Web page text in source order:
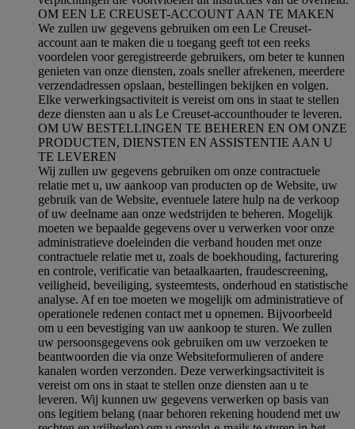
OM EEN LE CREUSET-ACCOUNT AAN TE MAKEN
We zullen uw gegevens gebruiken om een Le Creuset-
account aan te maken die u toegang geeft tot een reeks
voordelen voor geregistreerde gebruikers, om beter te kunnen
genieten van onze diensten, zoals sneller afrekenen, meerdere
verzendadressen opslaan, bestellingen bekijken en volgen.
Elke verwerkingsactiviteit is vereist om ons in staat te stellen
deze diensten aan u als Le Creuset-accounthouder te leveren.
OM UW BESTELLINGEN TE BEHEREN EN OM ONZE
PRODUCTEN, DIENSTEN EN ASSISTENTIE AAN U
TE LEVEREN
Wij zullen uw gegevens gebruiken om onze contractuele
relatie met u, uw aankoop van producten op de Website, uw
gebruik van de Website, eventuele latere hulp na de verkoop
of uw deelname aan onze wedstrijden te beheren. Mogelijk
moeten we bepaalde gegevens over u verwerken voor onze
administratieve doeleinden die verband houden met onze
contractuele relatie met u, zoals de boekhouding, facturering
en controle, verificatie van betaalkaarten, fraudescreening,
veiligheid, beveiliging, systeemtests, onderhoud en statistische
analyse. Af en toe moeten we mogelijk om administratieve of
operationele redenen contact met u opnemen. Bijvoorbeeld
om u een bevestiging van uw aankoop te sturen. We zullen
uw persoonsgegevens ook gebruiken om uw verzoeken te
beantwoorden die via onze Websiteformulieren of andere
kanalen worden verzonden. Deze verwerkingsactiviteit is
vereist om ons in staat te stellen onze diensten aan u te
leveren. Wij kunnen uw gegevens verwerken op basis van
ons legitiem belang (naar behoren rekening houdend met uw